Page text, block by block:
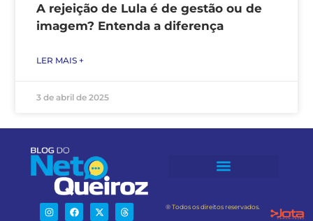
A rejeição de Lula é de gestão ou de
imagem? Entenda a diferença
LER MAIS +
3 de abril de 2025
® Todos os direitos reservados.